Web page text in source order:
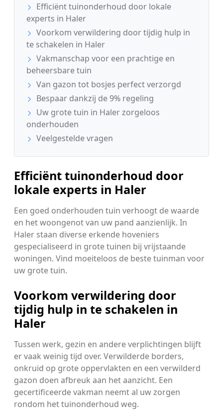
Efficiënt tuinonderhoud door lokale
experts in Haler
Voorkom verwildering door tijdig hulp in
te schakelen in Haler
Vakmanschap voor een prachtige en
beheersbare tuin
Van gazon tot bosjes perfect verzorgd
Bespaar dankzij de 9% regeling
Uw grote tuin in Haler zorgeloos
onderhouden
Veelgestelde vragen
Efficiënt tuinonderhoud door
lokale experts in Haler
Een goed onderhouden tuin verhoogt de waarde
en het woongenot van uw pand aanzienlijk. In
Haler staan diverse erkende hoveniers
gespecialiseerd in grote tuinen bij vrijstaande
woningen. Vind moeiteloos de beste tuinman voor
uw grote tuin.
Voorkom verwildering door
tijdig hulp in te schakelen in
Haler
Tussen werk, gezin en andere verplichtingen blijft
er vaak weinig tijd over. Verwilderde borders,
onkruid op grote oppervlakten en een verwilderd
gazon doen afbreuk aan het aanzicht. Een
gecertificeerde vakman neemt al uw zorgen
rondom het tuinonderhoud weg.